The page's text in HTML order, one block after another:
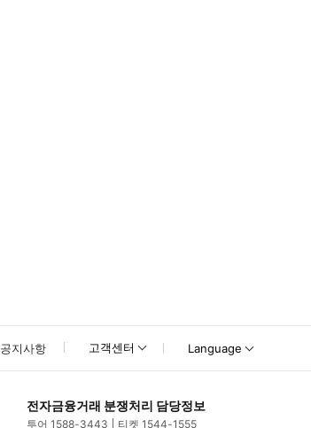
공지사항 고객센터 Language
전자금융거래 분쟁처리 담당정보
투어 1588-3443 티켓 1544-1555